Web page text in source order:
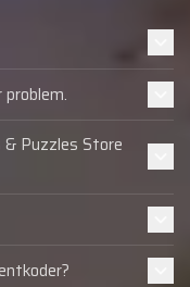
Puzzles Store